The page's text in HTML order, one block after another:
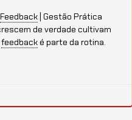
Feedback | Gestão Prática
de verdade cultivam
feedbacké parte da rotina.